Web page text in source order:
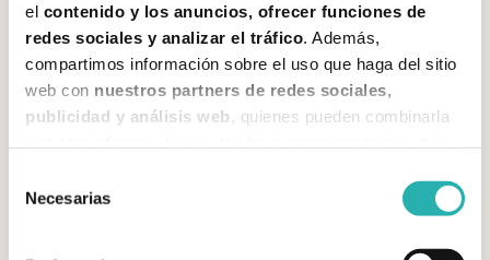
el contenido y los anuncios, ofrecer funciones de
redes sociales y analizar el tráfico. Además,
compartimos información sobre el uso que haga del sitio
web con nuestros partners de redes sociales,
publicidad y análisis web , quienes pueden combinarla
servicios.
Necesarias
humanos.
Y todo termina en silencio. Un silencio
amable, dulce y profundo. Un silencio
respirara.